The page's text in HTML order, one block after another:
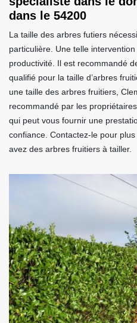
dans le 54200
La taille des arbres futiers
particulière. Une telle
productivité. Il est recommandé
qualifié pour la taille d’arbres
une taille des arbres fruitiers,
recommandé par les
qui peut vous fournir une
confiance. Contactez-le pour
avez des arbres fruitiers à tailler.